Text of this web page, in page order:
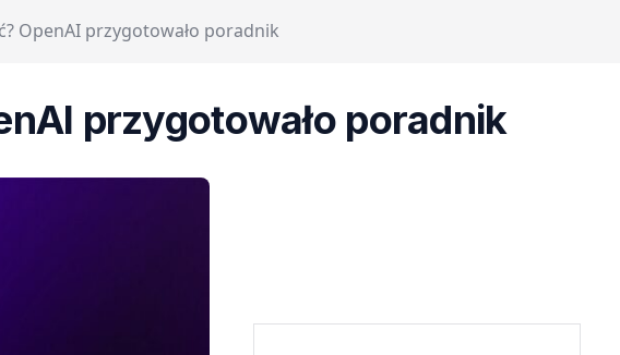
OpenAI przygotowało poradnik
przygotowało poradnik